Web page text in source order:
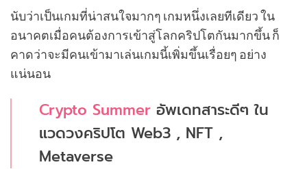
นับว่าเป็นเกมที่น่าสนใจมากๆ เกมหนึ่งเลยทีเดียว ใน
อนาคตเมื่อคนต้องการเข้าสู่โลกคริปโตกันมากขึ้น ก็
คาดว่าจะมีคนเข้ามาเล่นเกมนี้เพิ่มขึ้นเรื่อยๆ อย่าง
แน่นอน
Crypto Summer อัพเดทสาระดีๆ ใน
แวดวงคริปโต Web3 , NFT ,
Metaverse